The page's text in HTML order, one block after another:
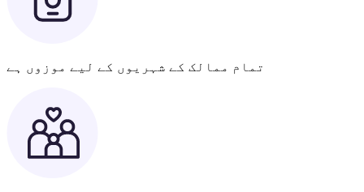
تمام ممالک کے شہریوں کے لیے موزوں ہے